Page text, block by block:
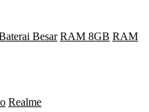
Besar RAM 8GB RAM
Realme